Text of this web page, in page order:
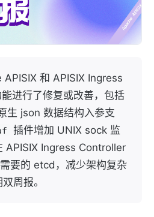
和 APISIX Ingress
进行了修复或改善，包括
生 json 数据结构入参支
插件增加 UNIX sock 监
APISIX Ingress Controller
要的 etcd，减少架构复杂
周报。